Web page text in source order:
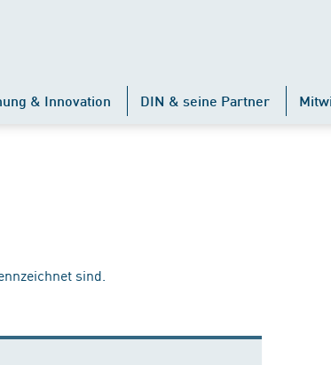
& Innovation DIN & seine Partner
sind.